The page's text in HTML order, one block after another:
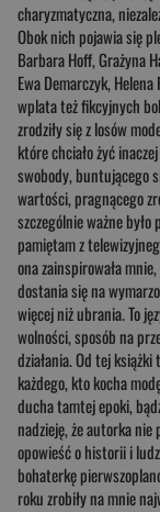
charyzmatyczna,
Obok nich pojawia się
Barbara Hoff, Grażyna
Ewa Demarczyk,
wplata też fikcyjnych
zrodziły się z losów
które chciało żyć
swobody, buntującego
wartości, pragnącego
szczególnie ważne
pamiętam z
ona zainspirowała
dostania się na
więcej niż ubrania. To
wolności, sposób na
działania. Od tej
każdego, kto kocha
ducha tamtej epoki,
nadzieję, że autorka
opowieść o historii i
bohaterkę
roku zrobiły na mnie